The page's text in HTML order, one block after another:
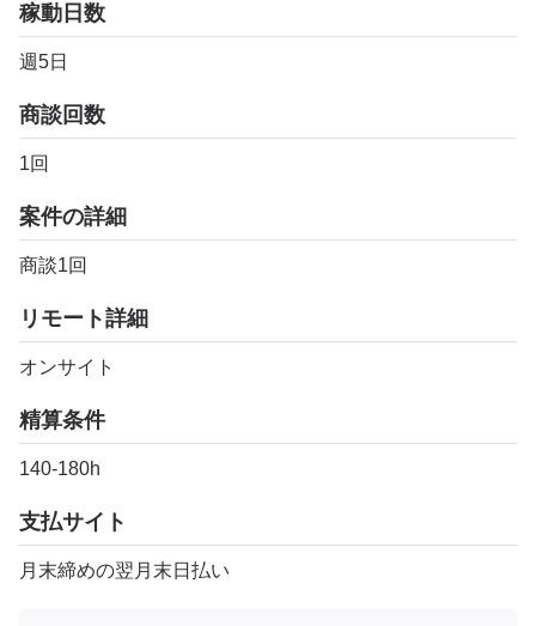
稼動日数
週5日
商談回数
1回
案件の詳細
商談1回
リモート詳細
オンサイト
精算条件
140‐180h
支払サイト
月末締めの翌月末日払い